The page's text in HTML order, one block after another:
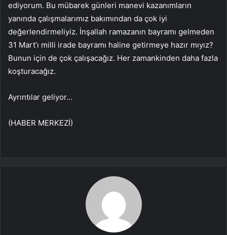
ediyorum. Bu mübarek günleri manevi kazanımların
yanında çalışmalarımız bakımından da çok iyi
değerlendirmeliyiz. İnşallah ramazanın bayramı gelmeden
31 Mart’ı milli irade bayramı haline getirmeye hazır mıyız?
Bunun için de çok çalışacağız. Her zamankinden daha fazla
koşturacağız.
Ayrıntılar geliyor…
(HABER MERKEZİ)